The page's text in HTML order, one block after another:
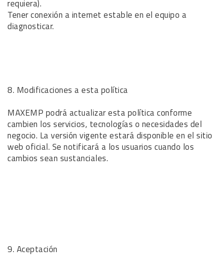
requiera).
Tener conexión a internet estable en el equipo a
diagnosticar.
8. Modificaciones a esta política
MAXEMP podrá actualizar esta política conforme
cambien los servicios, tecnologías o necesidades del
negocio. La versión vigente estará disponible en el sitio
web oficial. Se notificará a los usuarios cuando los
cambios sean sustanciales.
9. Aceptación